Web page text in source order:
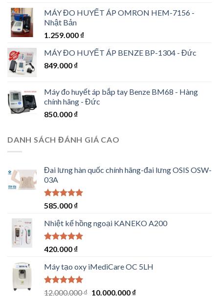
MÁY ĐO HUYẾT ÁP OMRON HEM-7156 -
Nhật Bản
1.259.000 ₫
MÁY ĐO HUYẾT ÁP BENZE BP-1304 - Đức
849.000 ₫
Máy đo huyết áp bắp tay Benze BM68 - Hàng
chính hãng - Đức
850.000 ₫
DANH SÁCH ĐÁNH GIÁ CAO
Đai lưng hàn quốc chính hãng-đai lưng OSIS OSW-
03A
Rated5.00
585.000 ₫
Nhiệt kế hồng ngoại KANEKO A200
Rated5.00
420.000 ₫
Máy tạo oxy iMediCare OC 5LH
Rated5.00
12.000.000₫ Original
10.000.000 ₫Current